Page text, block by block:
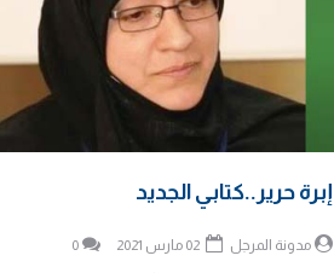
إبرة حرير..كتابي الجديد
مدونة المرجل 0